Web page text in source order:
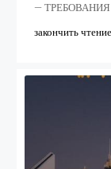
— ТРЕБОВАНИЯ
закончить чтение